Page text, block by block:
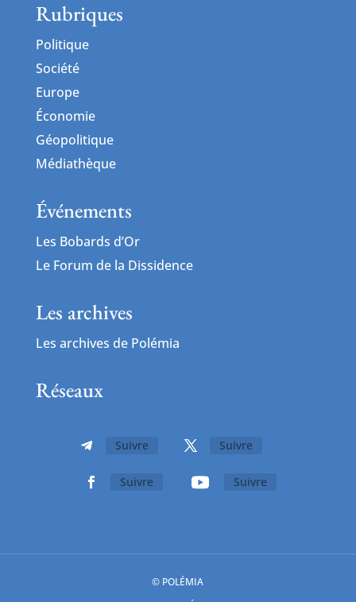
Rubriques
Politique
Société
Europe
Économie
Géopolitique
Médiathèque
Événements
Les Bobards d’Or
Le Forum de la Dissidence
Les archives
Les archives de Polémia
Réseaux
Suivre Suivre
Suivre Suivre
© POLÉMIA